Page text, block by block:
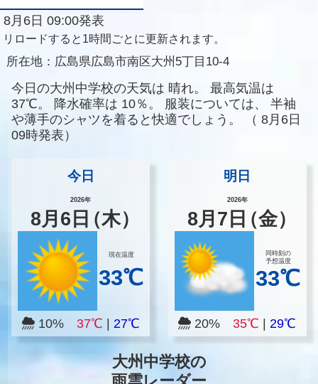
8月6日 09:00発表
リロードすると1時間ごとに更新されます。
所在地： 広島県広島市南区大州5丁目10-4
今日の大州中学校の天気は 晴れ。
最高気温は
37℃。
降水確率は 10％。 服装については、
半袖
や薄手のシャツを着ると快適でしょう。
（ 8月6日
09時発表）
今日
2026年
8月 6 日（木）
現在温度
33℃
10% 37℃ 27℃
明日
2026年
8月 7 日（金）
同時刻の
予想温度
33℃
20%35℃ |29℃
大州中学校の